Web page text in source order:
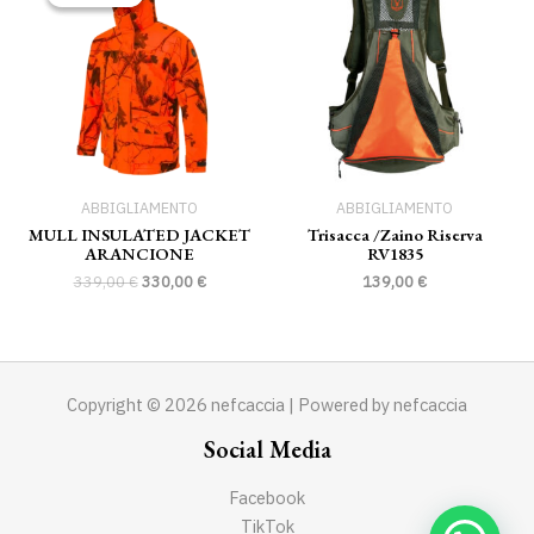
ABBIGLIAMENTO
MULL INSULATED JACKET
ARANCIONE
339,00€
era:
339,00 €.
330,00 €
ABBIGLIAMENTO
Trisacca /zaino Riserva
RV1835
139,00 €
Copyright © 2026 nefcaccia | Powered by nefcaccia
Social Media
Facebook
TikTok